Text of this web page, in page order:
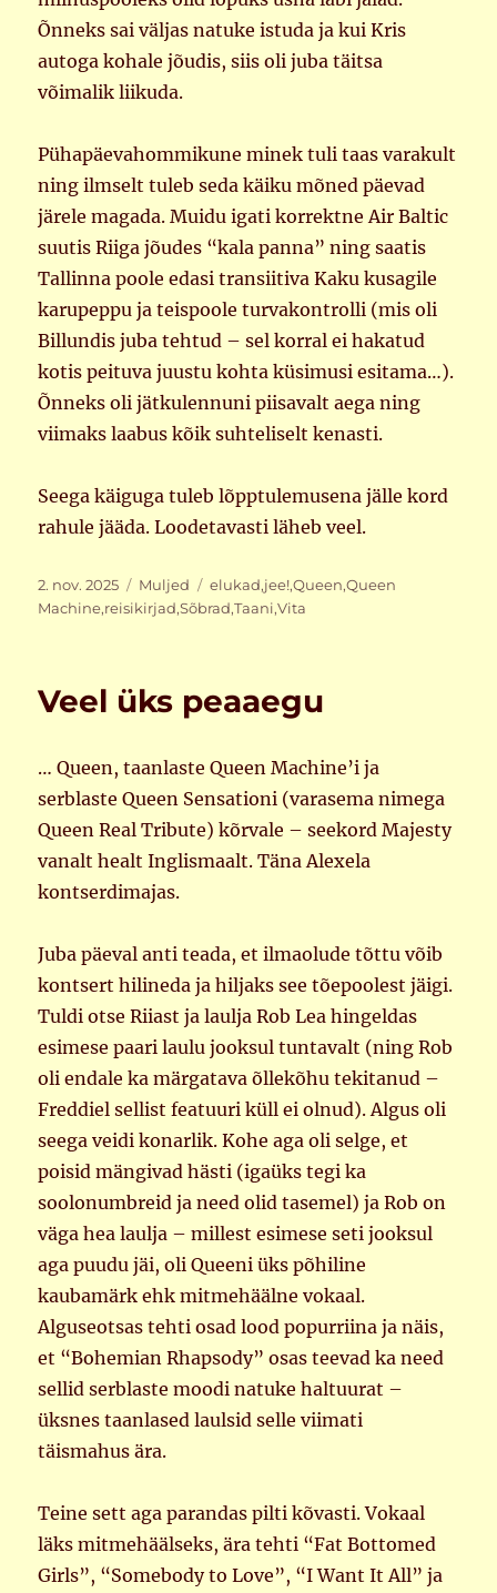
Õnneks sai väljas natuke istuda ja kui Kris
autoga kohale jõudis, siis oli juba täitsa
võimalik liikuda.
Pühapäevahommikune minek tuli taas varakult
ning ilmselt tuleb seda käiku mõned päevad
järele magada. Muidu igati korrektne Air Baltic
suutis Riiga jõudes “kala panna” ning saatis
Tallinna poole edasi transiitiva Kaku kusagile
karupeppu ja teispoole turvakontrolli (mis oli
Billundis juba tehtud – sel korral ei hakatud
kotis peituva juustu kohta küsimusi esitama…).
Õnneks oli jätkulennuni piisavalt aega ning
viimaks laabus kõik suhteliselt kenasti.
Seega käiguga tuleb lõpptulemusena jälle kord
rahule jääda. Loodetavasti läheb veel.
Postitatud
2. nov. 2025 Rubriigid
Muljed Sildid
elukad,jee!,Queen,Queen
Machine,reisikirjad,Sõbrad,Taani,Vita
Veel üks peaaegu
… Queen, taanlaste Queen Machine’i ja
serblaste Queen Sensationi (varasema nimega
Queen Real Tribute) kõrvale – seekord Majesty
vanalt healt Inglismaalt. Täna Alexela
kontserdimajas.
Juba päeval anti teada, et ilmaolude tõttu võib
kontsert hilineda ja hiljaks see tõepoolest jäigi.
Tuldi otse Riiast ja laulja Rob Lea hingeldas
esimese paari laulu jooksul tuntavalt (ning Rob
oli endale ka märgatava õllekõhu tekitanud –
Freddiel sellist featuuri küll ei olnud). Algus oli
seega veidi konarlik. Kohe aga oli selge, et
poisid mängivad hästi (igaüks tegi ka
soolonumbreid ja need olid tasemel) ja Rob on
väga hea laulja – millest esimese seti jooksul
aga puudu jäi, oli Queeni üks põhiline
kaubamärk ehk mitmehäälne vokaal.
Alguseotsas tehti osad lood popurriina ja näis,
et “Bohemian Rhapsody” osas teevad ka need
sellid serblaste moodi natuke haltuurat –
üksnes taanlased laulsid selle viimati
täismahus ära.
Teine sett aga parandas pilti kõvasti. Vokaal
läks mitmehäälseks, ära tehti “Fat Bottomed
Girls”, “Somebody to Love”, “I Want It All” ja